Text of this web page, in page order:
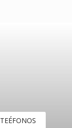
TEÉFONOS